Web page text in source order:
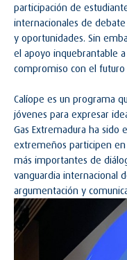
participación de
internacionales de
y oportunidades. Sin
el apoyo inquebrantable
compromiso con el
Calíope es un programa
jóvenes para expresar
Gas Extremadura ha sido
extremeños participen
más importantes de
vanguardia internacional
argumentación y